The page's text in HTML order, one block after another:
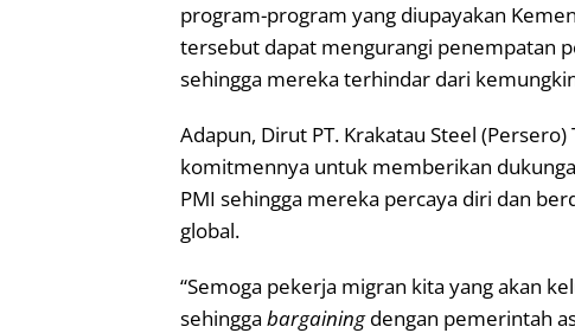
program-program yang diupayakan
tersebut dapat mengurangi penempatan
sehingga mereka terhindar dari
Adapun, Dirut PT. Krakatau Steel
komitmennya untuk memberikan
PMI sehingga mereka percaya diri dan
global.
“Semoga pekerja migran kita yang akan
sehingga bargainingdengan pemerintah